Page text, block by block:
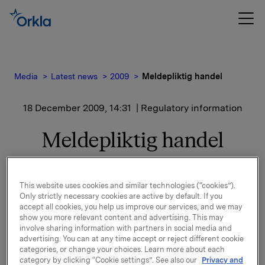
Media Latest news 2009 Meldepliktig handel
18 December 2009, 14:31 | Regulatory information
Meldepliktig handel
dag den 18. desember 2009, 34 274 aksjer i Orkla
ASA til Alcaran AS, organisasjonsnummer
992868597. Aksjene ble overført til kurs 55,45 kroner
pr. aksje.
Alcaran AS er Opedals heleide selskap. Dag J.
This website uses cookies and similar technologies (“cookies”).
Only strictly necessary cookies are active by default. If you
accept all cookies, you help us improve our services, and we may
show you more relevant content and advertising. This may
involve sharing information with partners in social media and
advertising. You can at any time accept or reject different cookie
categories, or change your choices. Learn more about each
category by clicking “Cookie settings”. See also our Privacy and